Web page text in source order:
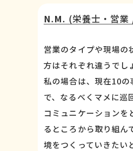
N.M. (栄養士・営業
営業のタイプや現場の
方はそれぞれ違うでし
私の場合は、現在10
で、なるべくマメに巡
コミュニケーションを
るところから取り組ん
境をつくっていきたい